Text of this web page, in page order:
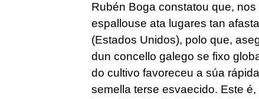
Rubén Boga constatou que,
espallouse ata lugares tan
(Estados Unidos), polo que,
dun concello galego se fixo
do cultivo favoreceu a súa
semella terse esvaecido. Este